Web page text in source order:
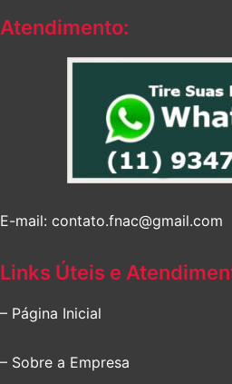
Atendimento:
E-mail: contato.fnac@gmail.com
Links Úteis e
– Página Inicial
– Sobre a Empresa